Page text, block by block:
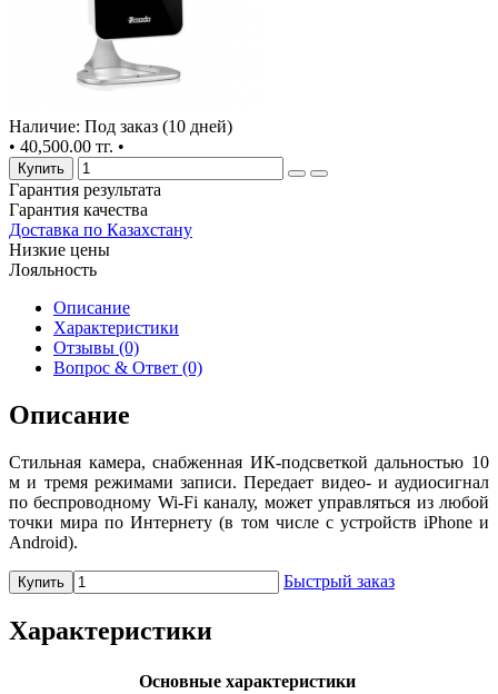
Наличие: Под заказ (10 дней)
• 40,500.00 тг. •
Купить
Гарантия результата
Гарантия качества
Доставка по Казахстану
Низкие цены
Лояльность
Описание
Характеристики
Отзывы (0)
Вопрос & Ответ (0)
Описание
Стильная камера, снабженная ИК-подсветкой дальностью 10
м и тремя режимами записи. Передает видео- и аудиосигнал
по беспроводному Wi-Fi каналу, может управляться из любой
точки мира по Интернету (в том числе с устройств iPhone и
Android).
Купить Быстрый заказ
Характеристики
Основные характеристики